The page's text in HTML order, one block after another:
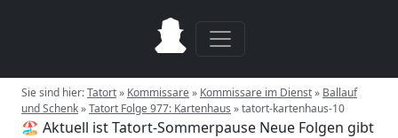
Sie sind hier:Tatort» Kommissare» Kommissare im Dienst» Ballauf
und Schenk»Tatort Folge 977: Kartenhaus »tatort-kartenhaus-10
🏖️ Aktuell ist Tatort-Sommerpause Neue Folgen gibt